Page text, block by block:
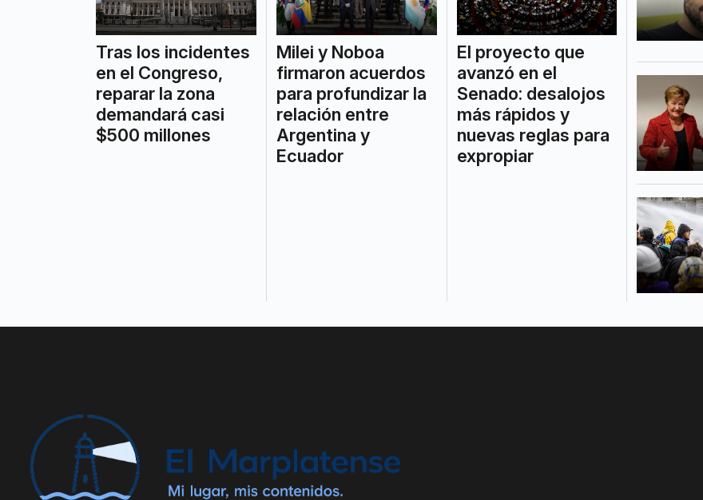
Tras los incidentes
en el Congreso,
reparar la zona
demandará casi
$500 millones
Milei y Noboa
firmaron acuerdos
para profundizar la
relación entre
Argentina y
Ecuador
El proyecto que
avanzó en el
Senado: desalojos
más rápidos y
nuevas reglas para
expropiar